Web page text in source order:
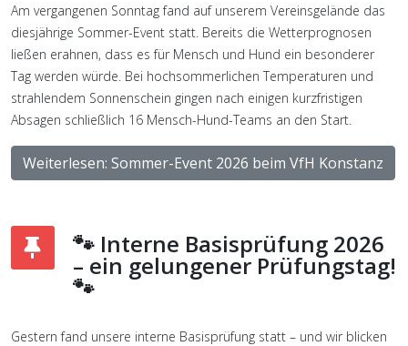
Am vergangenen Sonntag fand auf unserem Vereinsgelände das
diesjährige Sommer-Event statt. Bereits die Wetterprognosen
ließen erahnen, dass es für Mensch und Hund ein besonderer
Tag werden würde. Bei hochsommerlichen Temperaturen und
strahlendem Sonnenschein gingen nach einigen kurzfristigen
Absagen schließlich 16 Mensch-Hund-Teams an den Start.
Weiterlesen: Sommer-Event 2026 beim VfH Konstanz
🐾 Interne Basisprüfung 2026
– ein gelungener Prüfungstag!
🐾
Gestern fand unsere interne Basisprüfung statt – und wir blicken